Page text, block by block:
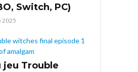
Switch, PC)
2025
jeu Trouble